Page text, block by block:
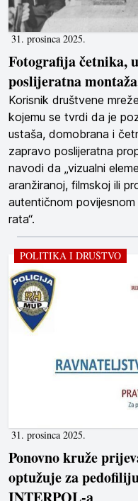
31. prosinca 2025.
Fotografija četnika,
poslijeratna
Korisnik društvene
kojemu se tvrdi da je
ustaša, domobrana i
zapravo poslijeratna
navodi da „vizualni
aranžiranoj, filmskoj ili
autentičnom
rata“.
31. prosinca 2025.
POLITIKA I DRUŠTVO
Ponovno kruže
optužuje za